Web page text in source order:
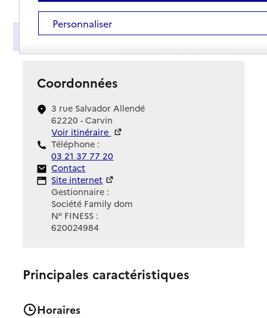
Présentation
Coordonnées
3 rue Salvador Allendé
62220 - Carvin
Voir itinéraire
Téléphone :
03 21 37 77 20
Contact
Contact
Site Internet
Site internet
Gestionnaire :
Société Family dom
N° FINESS :
620024984
Principales caractéristiques
Horaires
Personnaliser